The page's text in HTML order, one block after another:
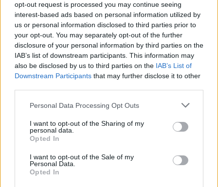
opt-out request is processed you may continue seeing
interest-based ads based on personal information utilized by
us or personal information disclosed to third parties prior to
your opt-out. You may separately opt-out of the further
disclosure of your personal information by third parties on the
IAB’s list of downstream participants. This information may
also be disclosed by us to third parties on the IAB’s List of
Downstream Participants that may further disclose it to other
Please note that this website/app uses one or more Google
not limited to your visit or usage behaviour. You may click to
grant or deny consent to Google and its third-party tags to
use your data for below specified purposes in below Google
consent section.
Personal Data Processing Opt Outs
I want to opt-out of the Sharing of my
personal data.
Opted In
I want to opt-out of the Sale of my
Personal Data.
Opted In
TV
Recenzje
Porównania
Co kupić
Porady
Promocje
Moto
Gaming
AI
Redakcja
Reklama
Kontakt